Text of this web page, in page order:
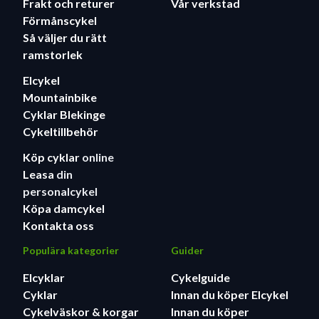
Frakt och returer
Förmånscykel
Så väljer du rätt
ramstorlek
Elcykel
Mountainbike
Cyklar Blekinge
Cykeltillbehör
Köp cyklar online
Leasa din
personalcykel
Köpa damcykel
Kontakta oss
Vår verkstad
Populära kategorier
Elcyklar
Cyklar
Cykelväskor & korgar
Guider
Cykelguide
Innan du köper Elcykel
Innan du köper